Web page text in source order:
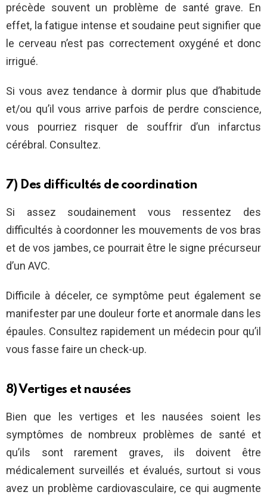
précède souvent un problème de santé grave. En
effet, la fatigue intense et soudaine peut signifier que
le cerveau n’est pas correctement oxygéné et donc
irrigué.
Si vous avez tendance à dormir plus que d’habitude
et/ou qu’il vous arrive parfois de perdre conscience,
vous pourriez risquer de souffrir d’un infarctus
cérébral. Consultez.
7) Des difficultés de coordination
Si assez soudainement vous ressentez des
difficultés à coordonner les mouvements de vos bras
et de vos jambes, ce pourrait être le signe précurseur
d’un AVC.
Difficile à déceler, ce symptôme peut également se
manifester par une douleur forte et anormale dans les
épaules. Consultez rapidement un médecin pour qu’il
vous fasse faire un check-up.
8) Vertiges et nausées
Bien que les vertiges et les nausées soient les
symptômes de nombreux problèmes de santé et
qu’ils sont rarement graves, ils doivent être
médicalement surveillés et évalués, surtout si vous
avez un problème cardiovasculaire, ce qui augmente